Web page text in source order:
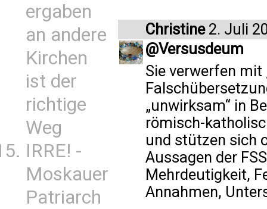
ergaben
an andere
Kirchen
ist der
richtige
Weg
IRRE! -
Moskauer
Patriarch
Christine2. Juli
@Versusdeum
Sie verwerfen mit
„unwirksam“ in
römisch-
und stützen sich
Aussagen der
Mehrdeutigkeit,
Annahmen,